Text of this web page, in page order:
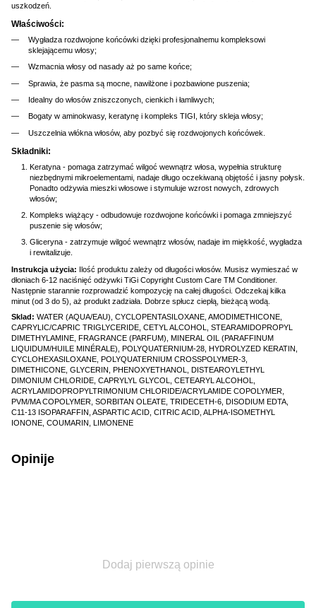
uszkodzeń.
Właściwości:
Wygładza rozdwojone końcówki dzięki profesjonalnemu kompleksowi
sklejającemu włosy;
Wzmacnia włosy od nasady aż po same końce;
Sprawia, że pasma są mocne, nawilżone i pozbawione puszenia;
Idealny do włosów zniszczonych, cienkich i łamliwych;
Bogaty w aminokwasy, keratynę i kompleks TIGI, który skleja włosy;
Uszczelnia włókna włosów, aby pozbyć się rozdwojonych końcówek.
Składniki:
Keratyna - pomaga zatrzymać wilgoć wewnątrz włosa, wypełnia strukturę
niezbędnymi mikroelementami, nadaje długo oczekiwaną objętość i jasny połysk.
Ponadto odżywia mieszki włosowe i stymuluje wzrost nowych, zdrowych
włosów;
Kompleks wiążący - odbudowuje rozdwojone końcówki i pomaga zmniejszyć
puszenie się włosów;
Gliceryna - zatrzymuje wilgoć wewnątrz włosów, nadaje im miękkość, wygładza
i rewitalizuje.
Instrukcja użycia: Ilość produktu zależy od długości włosów. Musisz wymieszać w
dłoniach 6-12 naciśnięć odżywki TiGi Copyright Custom Care TM Conditioner.
Następnie starannie rozprowadzić kompozycję na całej długości. Odczekaj kilka
minut (od 3 do 5), aż produkt zadziała. Dobrze spłucz ciepłą, bieżącą wodą.
Sklad: WATER (AQUA/EAU), CYCLOPENTASILOXANE, AMODIMETHICONE,
CAPRYLIC/CAPRIC TRIGLYCERIDE, CETYL ALCOHOL, STEARAMIDOPROPYL
DIMETHYLAMINE, FRAGRANCE (PARFUM), MINERAL OIL (PARAFFINUM
LIQUIDUM/HUILE MINÉRALE), POLYQUATERNIUM-28, HYDROLYZED KERATIN,
CYCLOHEXASILOXANE, POLYQUATERNIUM CROSSPOLYMER-3,
DIMETHICONE, GLYCERIN, PHENOXYETHANOL, DISTEAROYLETHYL
DIMONIUM CHLORIDE, CAPRYLYL GLYCOL, CETEARYL ALCOHOL,
ACRYLAMIDOPROPYLTRIMONIUM CHLORIDE/ACRYLAMIDE COPOLYMER,
PVM/MA COPOLYMER, SORBITAN OLEATE, TRIDECETH-6, DISODIUM EDTA,
C11-13 ISOPARAFFIN, ASPARTIC ACID, CITRIC ACID, ALPHA-ISOMETHYL
IONONE, COUMARIN, LIMONENE
Opinije
Dodaj pierwszą opinie